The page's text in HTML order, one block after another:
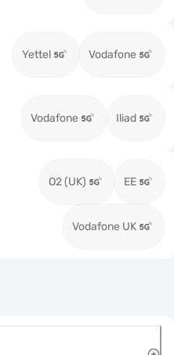
Yettel Vodafone
Vodafone Iliad
O2 (UK) EE
Vodafone UK